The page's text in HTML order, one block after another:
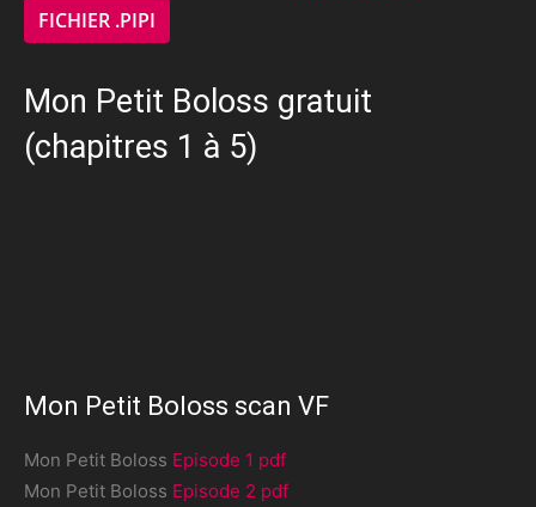
FICHIER .PIPI
Mon Petit Boloss gratuit
(chapitres 1 à 5)
Mon Petit Boloss scan VF
Mon Petit Boloss Episode 1 pdf
Mon Petit Boloss Episode 2 pdf